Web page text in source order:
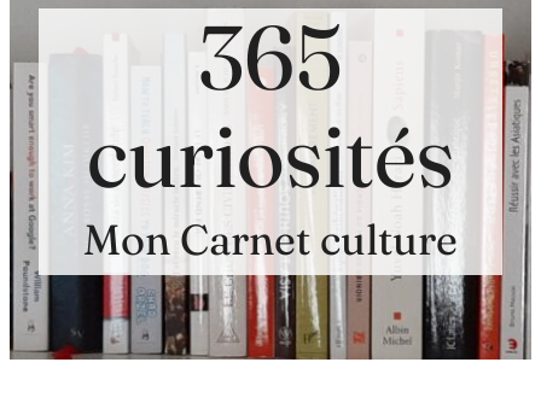
365
curiosités
Mon Carnet culture